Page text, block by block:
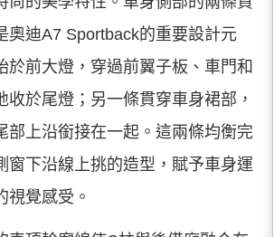
奧迪A7 Sportback的重要設計元
於前大燈，穿過前翼子板、車門和
收於尾燈；另一條貫穿車身裙部，
部上沿銜接在一起。這兩條均衡完
窗下沿線上挑的造型，賦予車身運
視覺感受。